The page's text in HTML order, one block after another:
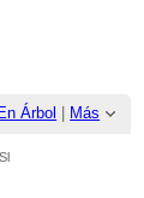
En Árbol Más